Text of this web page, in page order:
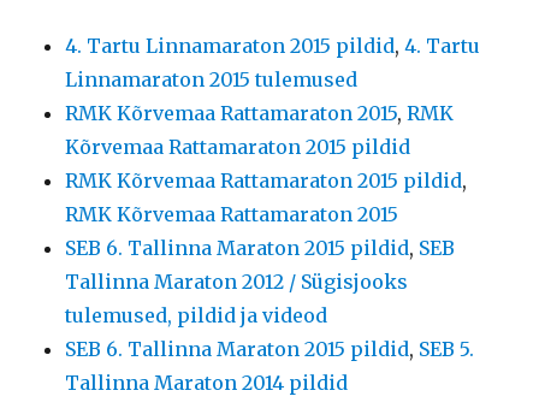
4. Tartu Linnamaraton 2015 pildid,4. Tartu
Linnamaraton 2015 tulemused
RMK Kõrvemaa Rattamaraton 2015,RMK
Kõrvemaa Rattamaraton 2015 pildid
RMK Kõrvemaa Rattamaraton 2015 pildid,
RMK Kõrvemaa Rattamaraton 2015
SEB 6. Tallinna Maraton 2015 pildid, SEB
Tallinna Maraton 2012 / Sügisjooks
tulemused, pildid ja videod
SEB 6. Tallinna Maraton 2015 pildid, SEB 5.
Tallinna Maraton 2014 pildid